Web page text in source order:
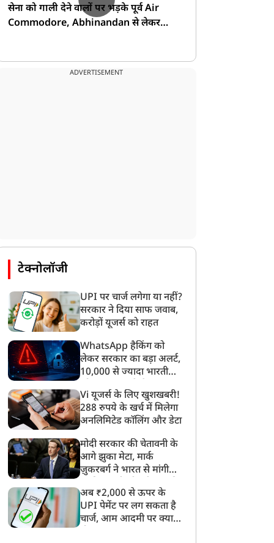
शिव मंदिरों में उमड़ा
श्रद्धालुओं का जनसैलाब
गोरी व्रत पर एबीएन रहा धृति
सेना को गाली देने वालों पर भड़के पूर्व Air
Commodore, Abhinandan से लेकर
ADVERTISEMENT
टेक्नोलॉजी
UPI पर चार्ज लगेगा या नहीं?
सरकार ने दिया साफ जवाब,
करोड़ों यूजर्स को राहत
WhatsApp हैकिंग को
लेकर सरकार का बड़ा अलर्ट,
10,000 से ज्यादा भारतीयों
गया
Vi यूजर्स के लिए खुशखबरी!
288 रुपये के खर्च में मिलेगा
अनलिमिटेड कॉलिंग और डेटा
मोदी सरकार की चेतावनी के
आगे झुका मेटा, मार्क
ज़ुकरबर्ग ने भारत से मांगी
अब ₹2,000 से ऊपर के
UPI पेमेंट पर लग सकता है
चार्ज, आम आदमी पर क्या